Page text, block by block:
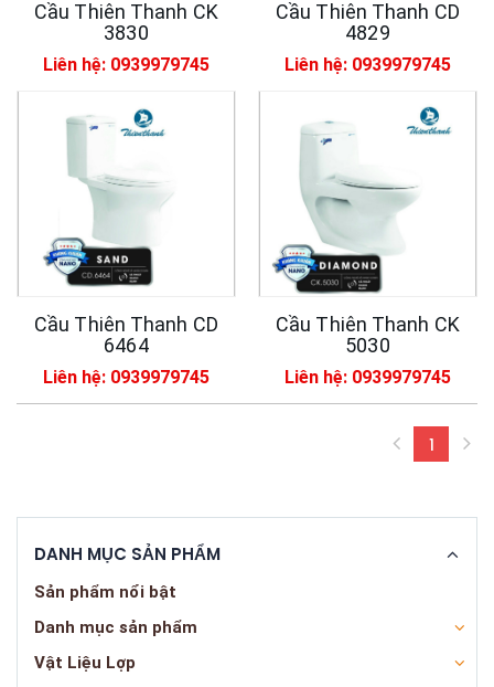
Cầu Thiên Thanh CK
3830
Liên hệ: 0939979745
Cầu Thiên Thanh CD
4829
Liên hệ: 0939979745
Cầu Thiên Thanh CD
6464
Liên hệ: 0939979745
Cầu Thiên Thanh CK
5030
Liên hệ: 0939979745
1
DANH MỤC SẢN PHẨM
Sản phẩm nổi bật
Danh mục sản phẩm
Vật Liệu Lợp